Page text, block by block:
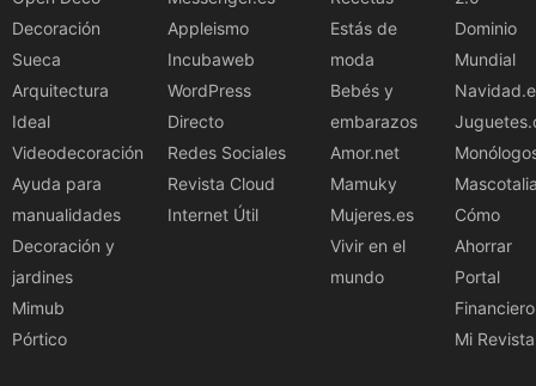
Decoración
Sueca
Arquitectura
Ideal
Videodecoración
Ayuda para
manualidades
Decoración y
jardines
Mimub
Pórtico
Appleismo
Incubaweb
WordPress
Directo
Redes Sociales
Revista Cloud
Internet Útil
Estás de
moda
Bebés y
embarazos
Amor.net
Mamuky
Mujeres.es
Vivir en el
mundo
Dominio
Mundial
Cómo
Ahorrar
Portal
Financiero
Mi Revista